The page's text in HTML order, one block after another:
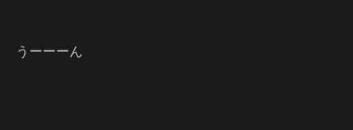
うーーーん